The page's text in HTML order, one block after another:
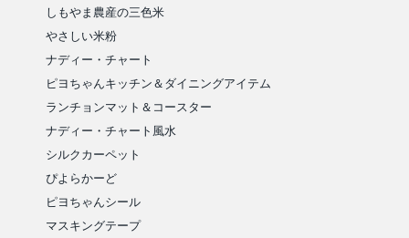
しもやま農産の三色米
やさしい米粉
ナディー・チャート
ピヨちゃんキッチン＆ダイニングアイテム
ランチョンマット＆コースター
ナディー・チャート風水
シルクカーペット
ぴよらかーど
ピヨちゃんシール
マスキングテープ